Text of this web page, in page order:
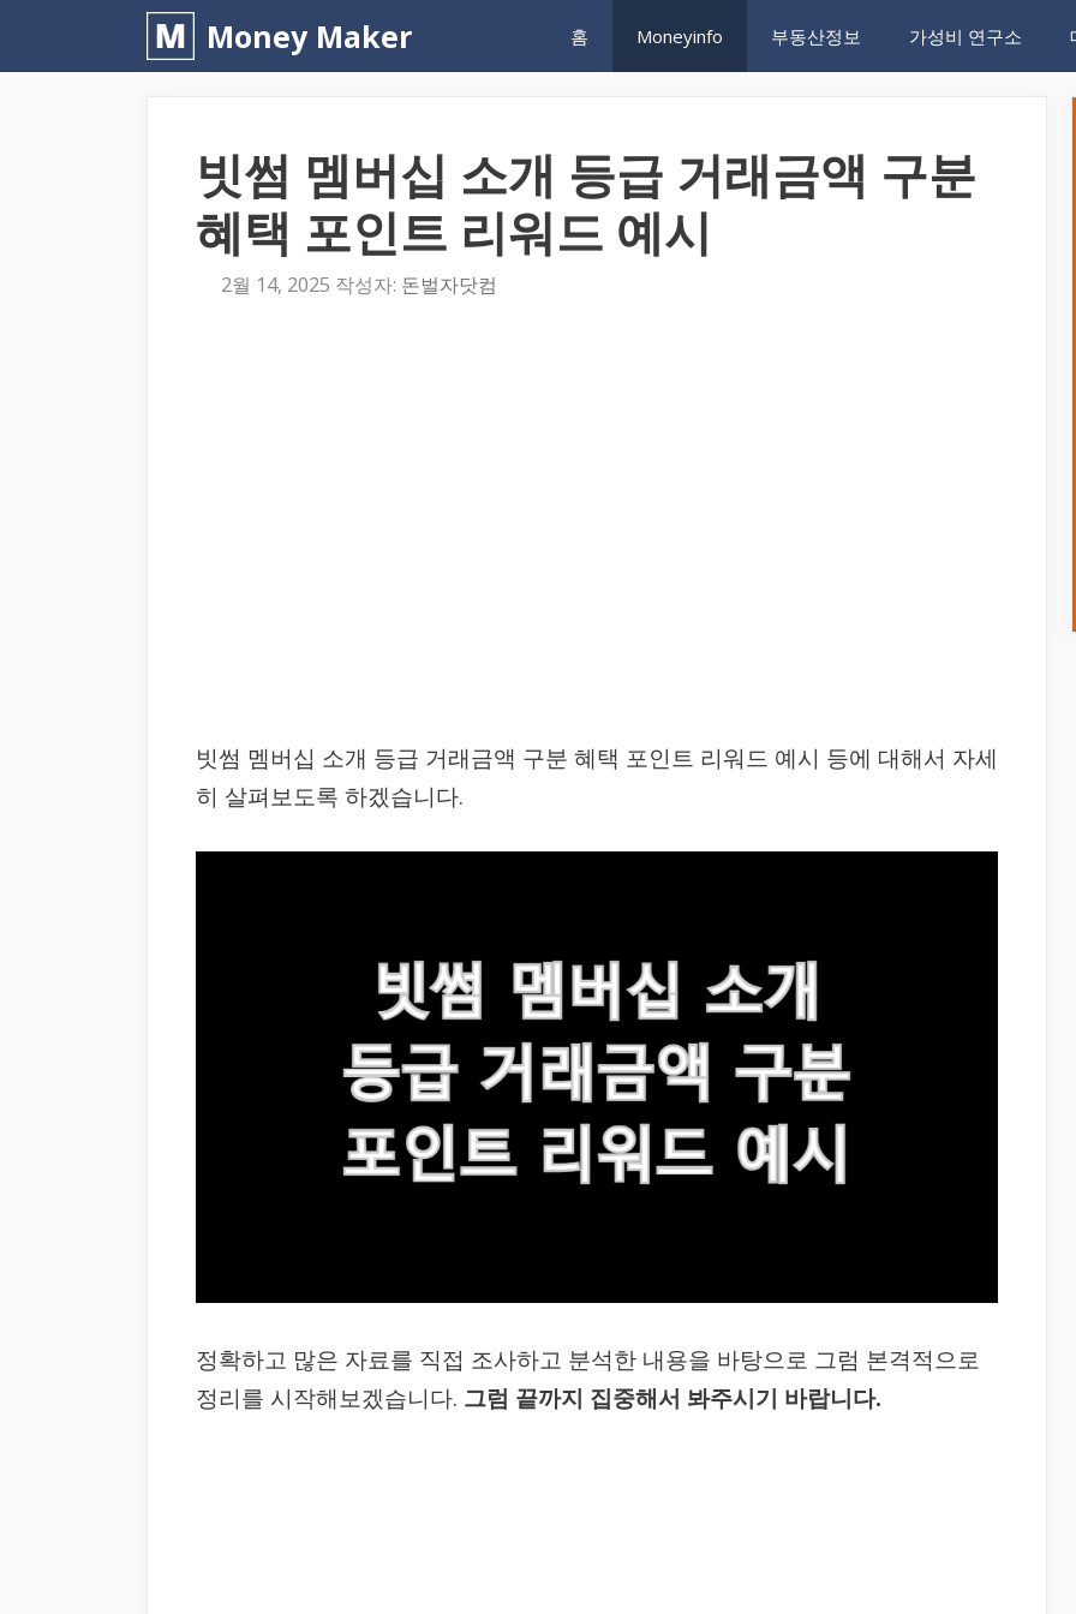
Money Maker 홈 Moneyinfo 부동산정보 가성비 연구소
빗썸 멤버십 소개 등급 거래금액 구분
혜택 포인트 리워드 예시
2월 14, 2025 작성자: 돈벌자닷컴
빗썸 멤버십 소개 등급 거래금액 구분 혜택 포인트 리워드 예시 등에 대해서 자세
히 살펴보도록 하겠습니다.
정확하고 많은 자료를 직접 조사하고 분석한 내용을 바탕으로 그럼 본격적으로
정리를 시작해보겠습니다. 그럼 끝까지 집중해서 봐주시기 바랍니다.